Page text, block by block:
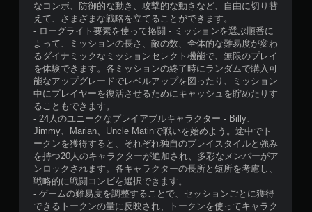
なコンボ、防御的な動き、攻撃的な動きなど、自由に切り替
えて、さまざまな戦略を立てることができます。
- ローグライト要素を使って挌闘 - ミッションを選ぶ順番に
よって、ミッションの長さ、敵の数、全体的な難易度が変わ
るダイナミックなミッションセレクト機能で、無限のプレイ
を体験できます。各ミッションの終了時にランダムで購入可
能なアップグレードでレベルアップを図ったり、ミッション
中にプレイヤーを復活させるためにキャッシュを貯めたりす
ることもできます。
- 24人のユニークなプレイアブルキャラクター - Billy、
Jimmy、Marian、Uncle Matinで戦いを始めよう。途中でト
ークンを獲得すると、それぞれ独自のプレイスタイルと強み
を持つ20人のキャラクターが追加され、多彩なメンバーがア
ンロックされます。各キャラクターの長所と短所を考慮し、
戦略的に戦闘コンビを選択できます。
- ゲームの難易度を調整することで、セッションごとに獲得
できるトークンの量に反映され、トークンを使ってキャラク